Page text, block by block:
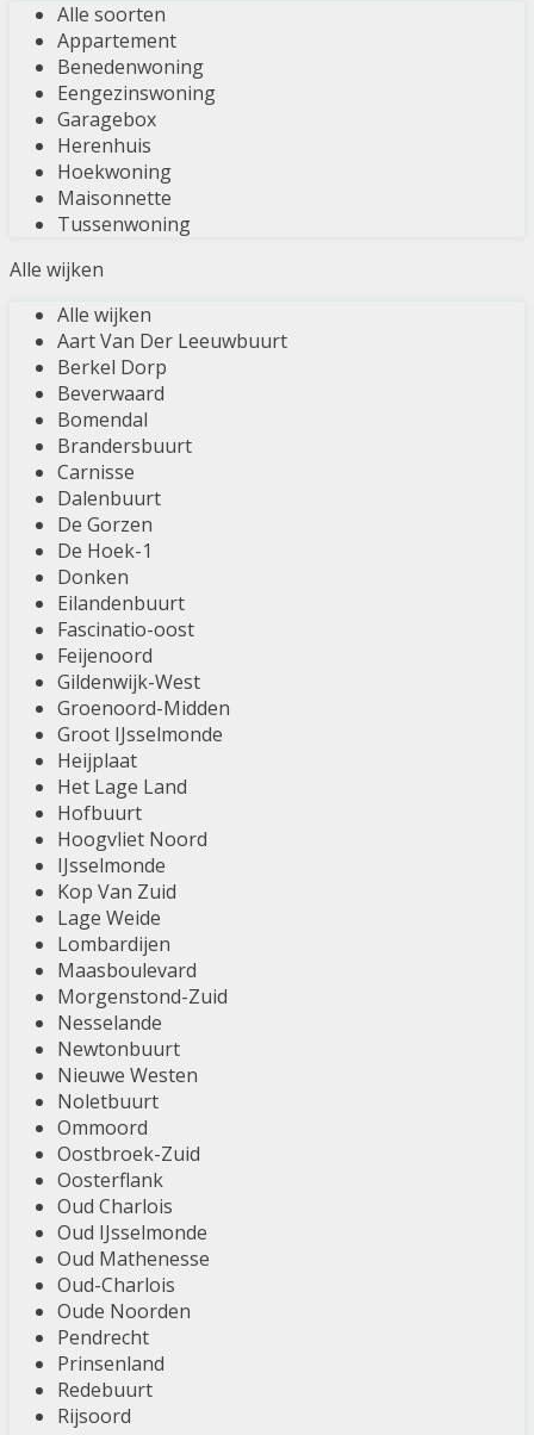
Alle soorten
Appartement
Benedenwoning
Eengezinswoning
Garagebox
Herenhuis
Hoekwoning
Maisonnette
Tussenwoning
Alle wijken
Alle wijken
Aart Van Der Leeuwbuurt
Berkel Dorp
Beverwaard
Bomendal
Brandersbuurt
Carnisse
Dalenbuurt
De Gorzen
De Hoek-1
Donken
Eilandenbuurt
Fascinatio-oost
Feijenoord
Gildenwijk-West
Groenoord-Midden
Groot IJsselmonde
Heijplaat
Het Lage Land
Hofbuurt
Hoogvliet Noord
IJsselmonde
Kop Van Zuid
Lage Weide
Lombardijen
Maasboulevard
Morgenstond-Zuid
Nesselande
Newtonbuurt
Nieuwe Westen
Noletbuurt
Ommoord
Oostbroek-Zuid
Oosterflank
Oud Charlois
Oud IJsselmonde
Oud Mathenesse
Oud-Charlois
Oude Noorden
Pendrecht
Prinsenland
Redebuurt
Rijsoord